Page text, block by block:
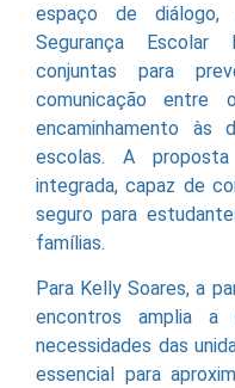
espaço de diálogo,
Segurança Escolar
conjuntas para
comunicação entre
encaminhamento às
escolas. A
integrada, capaz de
seguro para
famílias.
Para Kelly Soares, a
encontros amplia a
necessidades das
essencial para